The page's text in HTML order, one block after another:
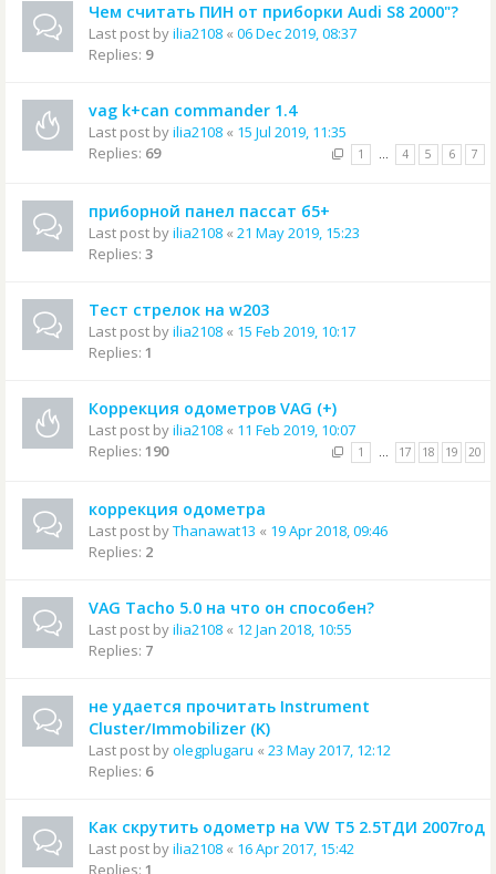
Чем считать ПИН от приборки Audi S8 2000"?
Last post byilia2108 « 06 Dec 2019, 08:37
Replies: 9
vag k+can commander 1.4
Last post byilia2108 « 15 Jul 2019, 11:35
Replies: 69 1 … 4 5 6 7
приборной панел пассат б5+
Last post byilia2108 « 21 May 2019, 15:23
Replies: 3
Тест стрелок на w203
Last post byilia2108 « 15 Feb 2019, 10:17
Replies: 1
Коррекция одометров VAG (+)
Last post byilia2108 « 11 Feb 2019, 10:07
Replies: 190 1 … 17 18 19 20
коррекция одометра
Last post byThanawat13 « 19 Apr 2018, 09:46
Replies: 2
VAG Tacho 5.0 на что он способен?
Last post byilia2108 « 12 Jan 2018, 10:55
Replies: 7
не удается прочитать Instrument
Cluster/Immobilizer (K)
Last post byolegplugaru « 23 May 2017, 12:12
Replies: 6
Как скрутить одометр на VW T5 2.5ТДИ 2007год
Last post byilia2108 « 16 Apr 2017, 15:42
Replies: 1